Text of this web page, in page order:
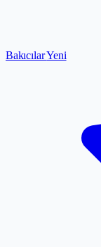
BakıcılarYeni